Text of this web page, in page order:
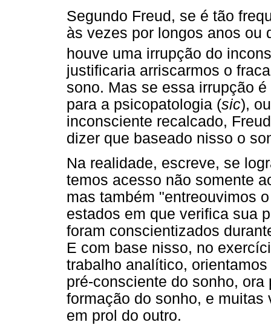
Segundo Freud, se é tão
às vezes por longos anos ou
houve uma irrupção do
justificaria arriscarmos o
sono. Mas se essa irrupção
para a psicopatologia (sic),
inconsciente recalcado,
dizer que baseado nisso o
Na realidade, escreve, se
temos acesso não somente
mas também "entreouvimos
estados em que verifica sua
foram conscientizados
E com base nisso, no
trabalho analítico,
pré-consciente do sonho,
formação do sonho, e
em prol do outro.